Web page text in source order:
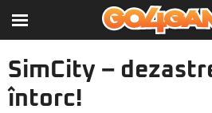
SimCity –
întorc!